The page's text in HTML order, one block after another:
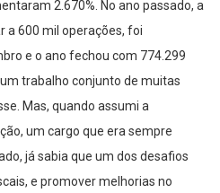
a 600 mil operações, foi
e o ano fechou com 774.299
trabalho conjunto de muitas
Mas, quando assumi a
um cargo que era sempre
já sabia que um dos desafios
e promover melhorias no
Edith dos Santos, que ocupa a